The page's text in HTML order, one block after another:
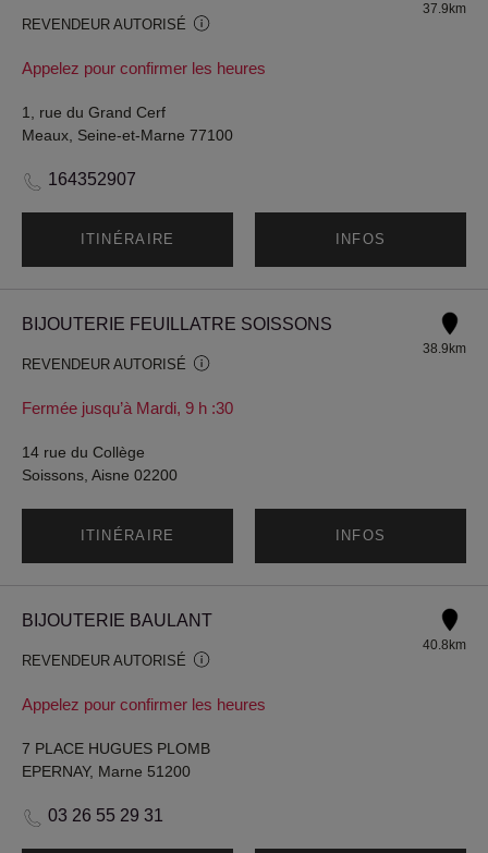
REVENDEUR AUTORISÉ
Appelez pour confirmer les heures
37.9km
1, rue du Grand Cerf
Meaux, Seine-et-Marne 77100
164352907
ITINÉRAIRE INFOS
BIJOUTERIE FEUILLATRE SOISSONS
REVENDEUR AUTORISÉ
Fermée jusqu’à Mardi, 9 h :30
38.9km
14 rue du Collège
Soissons, Aisne 02200
ITINÉRAIRE INFOS
BIJOUTERIE BAULANT
REVENDEUR AUTORISÉ
Appelez pour confirmer les heures
40.8km
7 PLACE HUGUES PLOMB
EPERNAY, Marne 51200
03 26 55 29 31